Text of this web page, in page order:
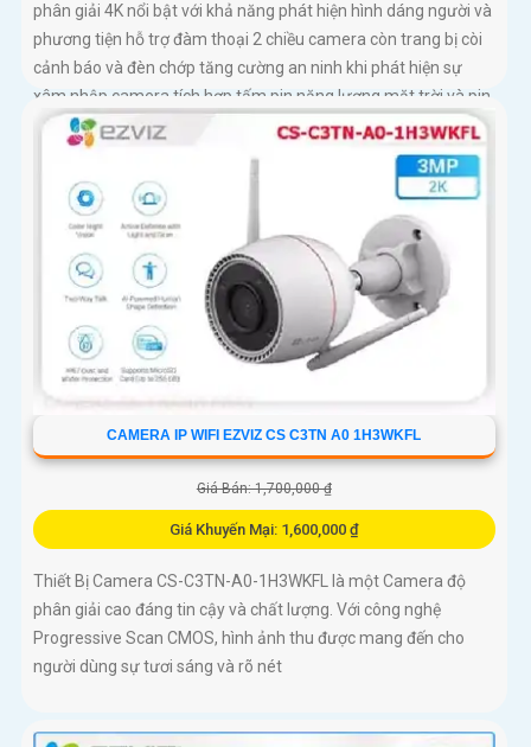
phân giải 4K nổi bật với khả năng phát hiện hình dáng người và
phương tiện hỗ trợ đàm thoại 2 chiều camera còn trang bị còi
cảnh báo và đèn chớp tăng cường an ninh khi phát hiện sự
xâm nhập camera tích hợp tấm pin năng lượng mặt trời và pin
sạc đạt chuẩn IP65 chống nước và bụi giúp hoạt động bền bỉ
trong mọi điều kiện thời tiết.
CAMERA IP WIFI EZVIZ CS C3TN A0 1H3WKFL
Giá Bán: 1,700,000 ₫
Giá Khuyến Mại: 1,600,000 ₫
Thiết Bị Camera CS-C3TN-A0-1H3WKFL là một Camera độ
phân giải cao đáng tin cậy và chất lượng. Với công nghệ
Progressive Scan CMOS, hình ảnh thu được mang đến cho
người dùng sự tươi sáng và rõ nét